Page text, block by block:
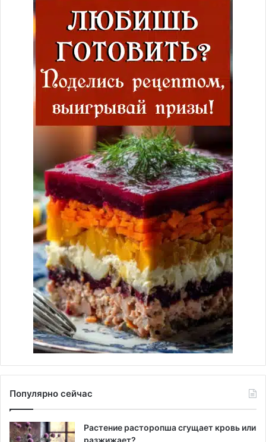
Популярно сейчас
Растение расторопша сгущает кровь или
разжижает?